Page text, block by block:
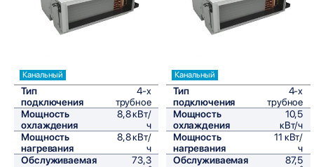
Канальный
Тип
подключения
4-х
трубное
Мощность
охлаждения
8,8 кВт/
ч
Мощность
нагревания
8,8 кВт/
ч
Обслуживаемая
73,3
Канальный
Тип
подключения
4-х
трубное
Мощность
охлаждения
10,5
кВт/ч
Мощность
нагревания
11 кВт/
ч
Обслуживаемая
87,5